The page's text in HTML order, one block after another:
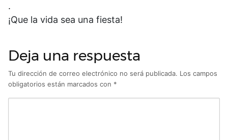
.
¡Que la vida sea una fiesta!
Deja una respuesta
Tu dirección de correo electrónico no será publicada. Los campos
obligatorios están marcados con *